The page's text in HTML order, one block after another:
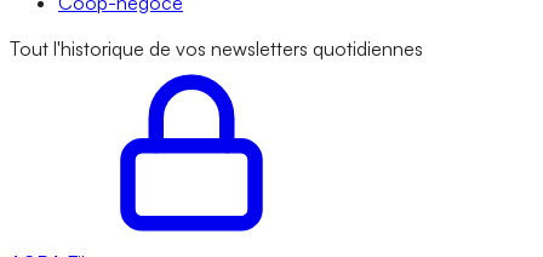
Tout l'historique de vos newsletters quotidiennes